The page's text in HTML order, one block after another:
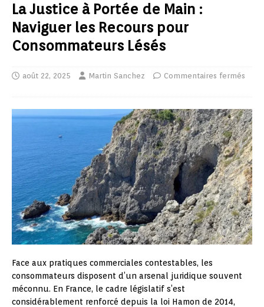
La Justice à Portée de Main :
Naviguer les Recours pour
Consommateurs Lésés
août 22, 2025 Martin Sanchez Commentaires fermés
Face aux pratiques commerciales contestables, les
consommateurs disposent d’un arsenal juridique souvent
méconnu. En France, le cadre législatif s’est
considérablement renforcé depuis la loi Hamon de 2014,